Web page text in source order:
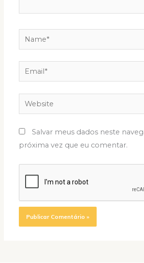
Name*
Email*
Website
Salvar meus dados neste
próxima vez que eu comentar.